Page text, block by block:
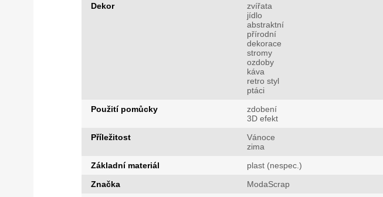
Dekor
zvířata
jídlo
abstraktní
přírodní
dekorace
stromy
ozdoby
káva
retro styl
ptáci
Použití pomůcky
zdobení
3D efekt
Příležitost
Vánoce
zima
Základní materiál
plast (nespec.)
Značka
ModaScrap